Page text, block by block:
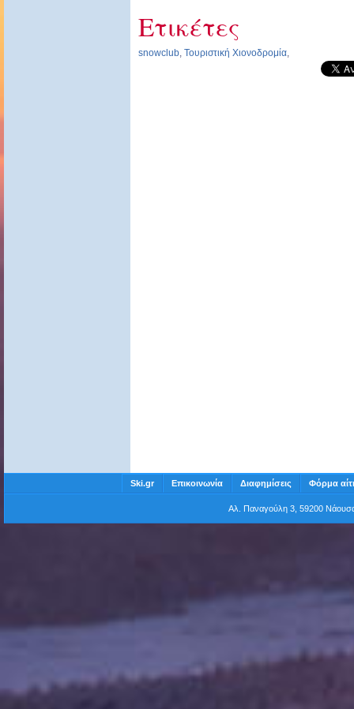
Ετικέτες
snowclub, Τουριστική Χιονοδρομία,
Ski.gr Επικοινωνία Διαφημίσεις Φόρμα
Αλ. Παναγούλη 3, 59200